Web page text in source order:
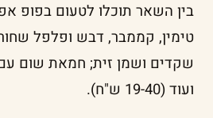
בין השאר תוכלו לטעום בפופ
טימין, קממבר, דבש ופלפל
שקדים ושמן זית; חמאת שום עם
ועוד (19-40 ש"ח).